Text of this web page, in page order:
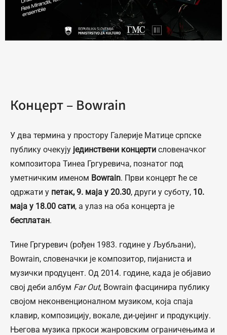
Концерт – Bowrain
У два термина у простору Галерије Матице српске
публику очекују јединствени концерти словеначког
композитора Тинеа Гргуревича, познатог под
уметничким именом Bowrain. Први концерт ће се
одржати у петак, 9. маја у 20.30, други у суботу, 10.
маја у 18.00 сати, а улаз на оба концерта је
бесплатан.
Тине Гргуревич (рођен 1983. године у Љубљани),
Bowrain, словеначки је композитор, пијаниста и
музички продуцент. Од 2014. године, када је објавио
свој деби албум Far Out, Bowrain фасцинира публику
својом неконвенционалном музиком, која спаја
клавир, композицију, вокале, ди-џејинг и продукцију.
Његова музика пркоси жанровским ограничењима и